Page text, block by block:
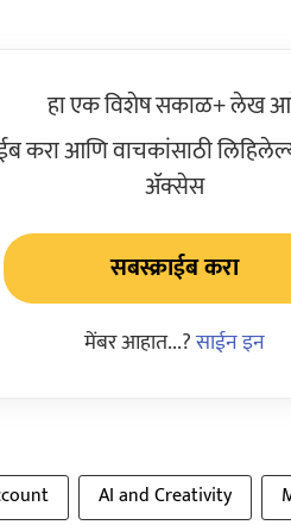
हा एक विशेष सकाळ+ लेख
करा आणि वाचकांसाठी
ॲक्सेस
सबस्क्राईब करा
मेंबर आहात...?साईन इन
AI and Creativity